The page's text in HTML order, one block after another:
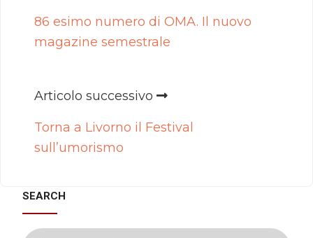
86 esimo numero di OMA. Il nuovo
magazine semestrale
Articolo successivo
Torna a Livorno il Festival
sull’umorismo
SEARCH